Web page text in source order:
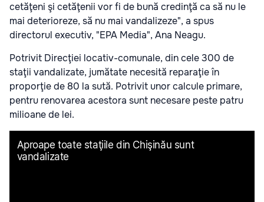
cetăţeni şi cetăţenii vor fi de bună credinţă ca să nu le
mai deterioreze, să nu mai vandalizeze", a spus
directorul executiv, "EPA Media", Ana Neagu.
Potrivit Direcţiei locativ-comunale, din cele 300 de
staţii vandalizate, jumătate necesită reparaţie în
proporţie de 80 la sută. Potrivit unor calcule primare,
pentru renovarea acestora sunt necesare peste patru
milioane de lei.